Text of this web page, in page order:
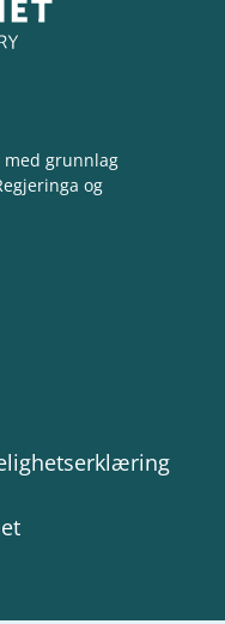
grunnlag
og